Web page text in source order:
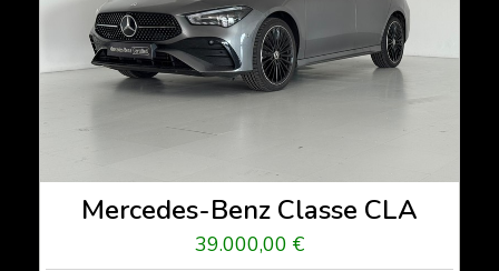
Mercedes-Benz Classe CLA
39.000,00 €